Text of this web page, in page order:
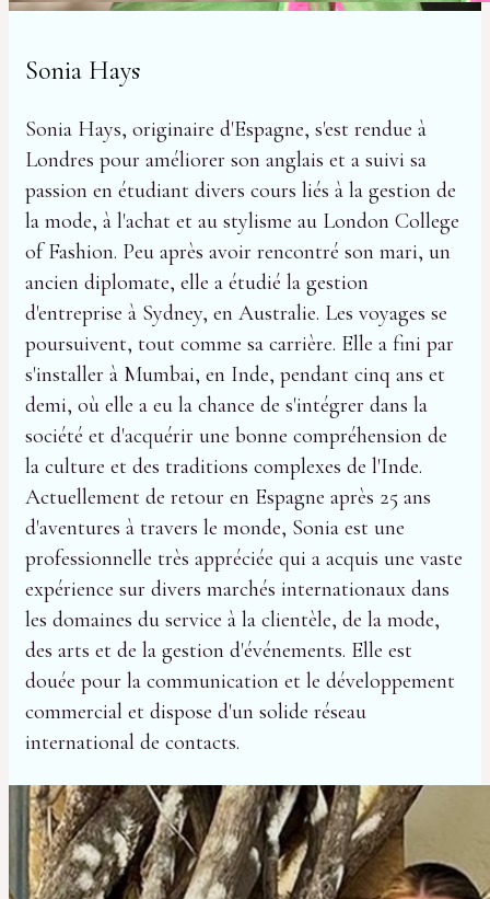
Sonia Hays
Sonia Hays, originaire d'Espagne, s'est rendue à
Londres pour améliorer son anglais et a suivi sa
passion en étudiant divers cours liés à la gestion de
la mode, à l'achat et au stylisme au London College
of Fashion. Peu après avoir rencontré son mari, un
ancien diplomate, elle a étudié la gestion
d'entreprise à Sydney, en Australie. Les voyages se
poursuivent, tout comme sa carrière. Elle a fini par
s'installer à Mumbai, en Inde, pendant cinq ans et
demi, où elle a eu la chance de s'intégrer dans la
société et d'acquérir une bonne compréhension de
la culture et des traditions complexes de l'Inde.
Actuellement de retour en Espagne après 25 ans
d'aventures à travers le monde, Sonia est une
professionnelle très appréciée qui a acquis une vaste
expérience sur divers marchés internationaux dans
les domaines du service à la clientèle, de la mode,
des arts et de la gestion d'événements. Elle est
douée pour la communication et le développement
commercial et dispose d'un solide réseau
international de contacts.